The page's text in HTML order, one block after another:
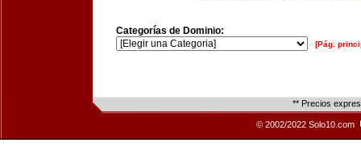
Categorías de Dominio:
[Pág.
** Precios
© 2002/2022 Solo10.com